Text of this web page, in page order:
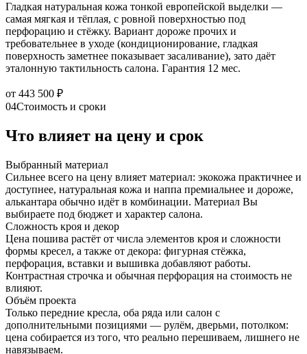
Гладкая натуральная кожа тонкой европейской выделки —
самая мягкая и тёплая, с ровной поверхностью под
перфорацию и стёжку. Вариант дороже прочих и
требовательнее в уходе (кондиционирование, гладкая
поверхность заметнее показывает засаливание), зато даёт
эталонную тактильность салона. Гарантия 12 мес.
от 443 500 ₽
04Стоимость и сроки
Что влияет на цену и срок
Выбранный материал
Сильнее всего на цену влияет материал: экокожа практичнее и
доступнее, натуральная кожа и наппа премиальнее и дороже,
алькантара обычно идёт в комбинации. Материал Вы
выбираете под бюджет и характер салона.
Сложность кроя и декор
Цена пошива растёт от числа элементов кроя и сложности
формы кресел, а также от декора: фигурная стёжка,
перфорация, вставки и вышивка добавляют работы.
Контрастная строчка и обычная перфорация на стоимость не
влияют.
Объём проекта
Только передние кресла, оба ряда или салон с
дополнительными позициями — рулём, дверьми, потолком:
цена собирается из того, что реально перешиваем, лишнего не
навязываем.